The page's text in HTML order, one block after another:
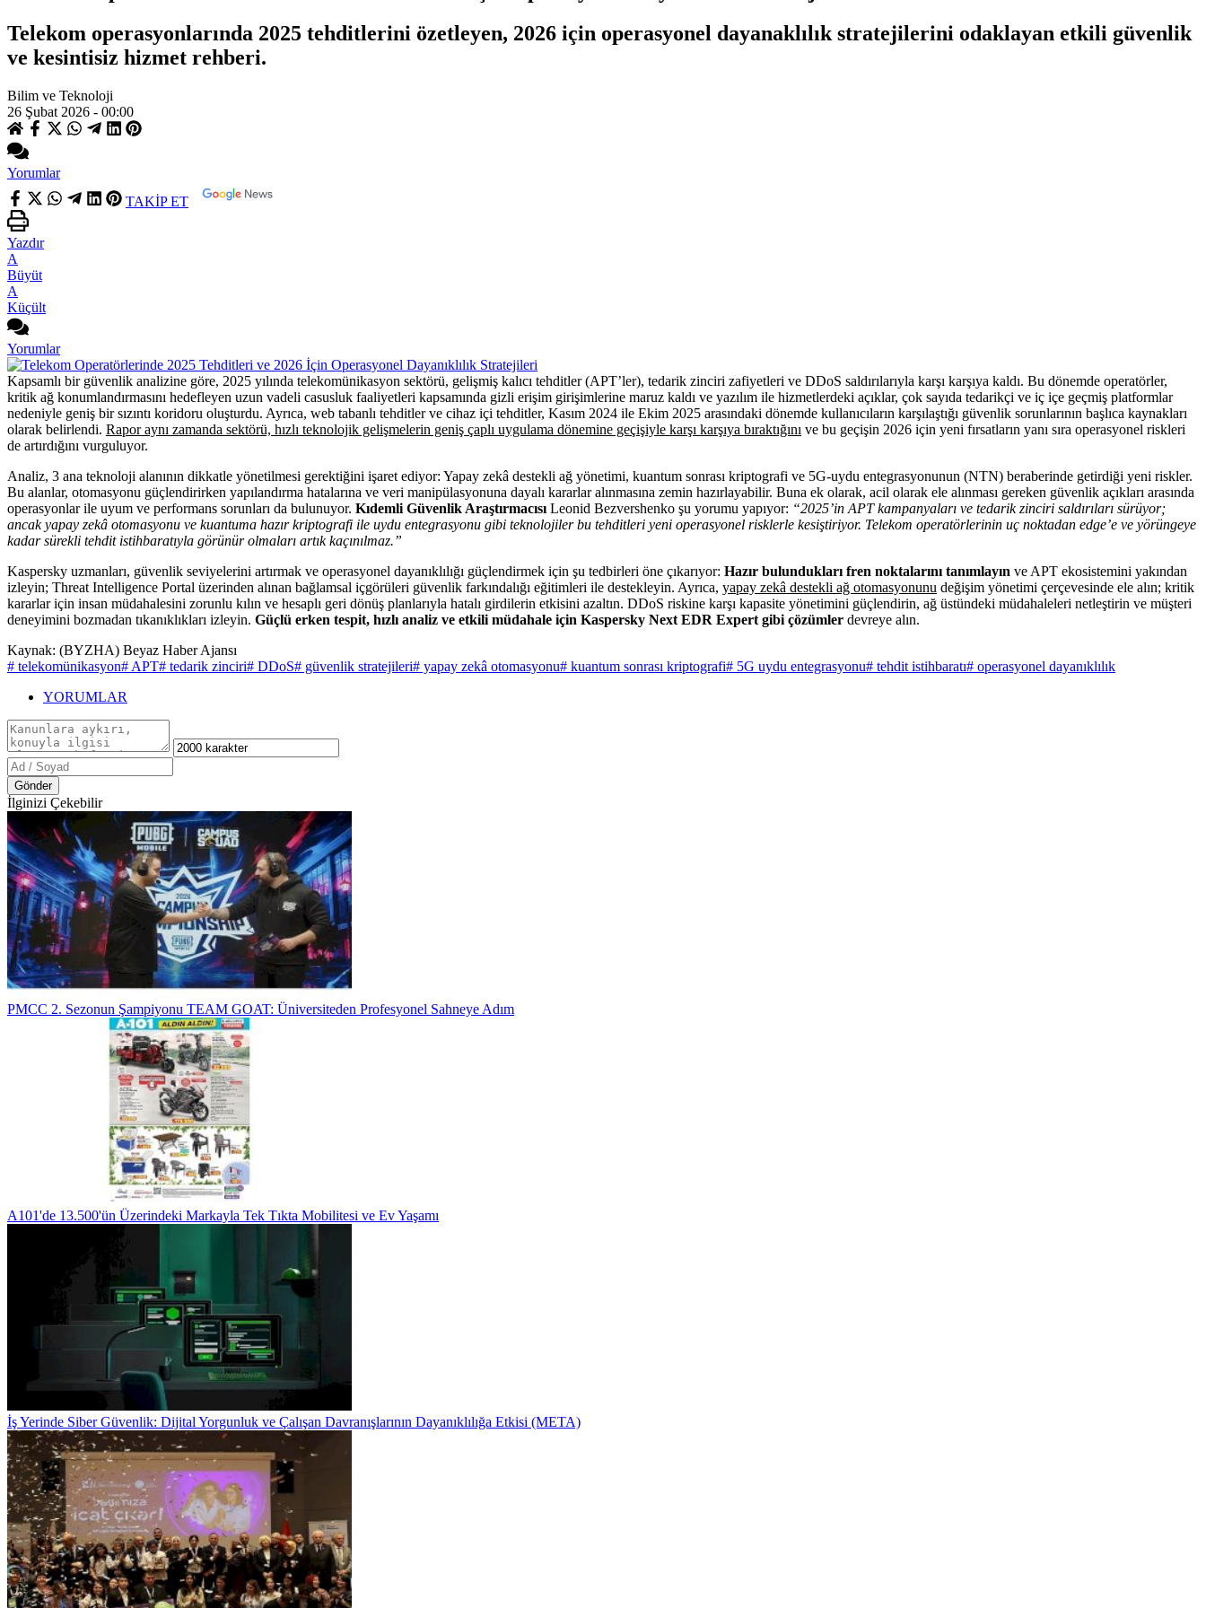
Telekom operasyonlarında 2025 tehditlerini özetleyen, 2026 için operasyonel dayanaklılık stratejilerini odaklayan etkili güvenlik
ve kesintisiz hizmet rehberi.
Bilim ve Teknoloji
26 Şubat 2026 - 00:00
Yorumlar
TAKİP ET
Yazdır
A
Büyüt
A
Küçült
Yorumlar
Kapsamlı bir güvenlik analizine göre, 2025 yılında telekomünikasyon sektörü, gelişmiş kalıcı tehditler (APT’ler), tedarik zinciri zafiyetleri ve DDoS saldırılarıyla karşı karşıya kaldı. Bu dönemde operatörler,
kritik ağ konumlandırmasını hedefleyen uzun vadeli casusluk faaliyetleri kapsamında gizli erişim girişimlerine maruz kaldı ve yazılım ile hizmetlerdeki açıklar, çok sayıda tedarikçi ve iç içe geçmiş platformlar
nedeniyle geniş bir sızıntı koridoru oluşturdu. Ayrıca, web tabanlı tehditler ve cihaz içi tehditler, Kasım 2024 ile Ekim 2025 arasındaki dönemde kullanıcıların karşılaştığı güvenlik sorunlarının başlıca kaynakları
olarak belirlendi. Rapor aynı zamanda sektörü, hızlı teknolojik gelişmelerin geniş çaplı uygulama dönemine geçişiyle karşı karşıya bıraktığını ve bu geçişin 2026 için yeni fırsatların yanı sıra operasyonel riskleri
de artırdığını vurguluyor.
Analiz, 3 ana teknoloji alanının dikkatle yönetilmesi gerektiğini işaret ediyor: Yapay zekâ destekli ağ yönetimi, kuantum sonrası kriptografi ve 5G-uydu entegrasyonunun (NTN) beraberinde getirdiği yeni riskler.
Bu alanlar, otomasyonu güçlendirirken yapılandırma hatalarına ve veri manipülasyonuna dayalı kararlar alınmasına zemin hazırlayabilir. Buna ek olarak, acil olarak ele alınması gereken güvenlik açıkları arasında
operasyonlar ile uyum ve performans sorunları da bulunuyor. Kıdemli Güvenlik Araştırmacısı Leonid Bezvershenko şu yorumu yapıyor: “2025’in APT kampanyaları ve tedarik zinciri saldırıları sürüyor;
ancak yapay zekâ otomasyonu ve kuantuma hazır kriptografi ile uydu entegrasyonu gibi teknolojiler bu tehditleri yeni operasyonel risklerle kesiştiriyor. Telekom operatörlerinin uç noktadan edge’e ve yörüngeye
kadar sürekli tehdit istihbaratıyla görünür olmaları artık kaçınılmaz.”
Kaspersky uzmanları, güvenlik seviyelerini artırmak ve operasyonel dayanıklılığı güçlendirmek için şu tedbirleri öne çıkarıyor: Hazır bulundukları fren noktalarını tanımlayın ve APT ekosistemini yakından
izleyin; Threat Intelligence Portal üzerinden alınan bağlamsal içgörüleri güvenlik farkındalığı eğitimleri ile destekleyin. Ayrıca, yapay zekâ destekli ağ otomasyonunu değişim yönetimi çerçevesinde ele alın; kritik
kararlar için insan müdahalesini zorunlu kılın ve hesaplı geri dönüş planlarıyla hatalı girdilerin etkisini azaltın. DDoS riskine karşı kapasite yönetimini güçlendirin, ağ üstündeki müdahaleleri netleştirin ve müşteri
deneyimini bozmadan tıkanıklıkları izleyin. Güçlü erken tespit, hızlı analiz ve etkili müdahale için Kaspersky Next EDR Expert gibi çözümler devreye alın.
Kaynak: (BYZHA) Beyaz Haber Ajansı
# telekomünikasyon# APT# tedarik zinciri# DDoS# güvenlik stratejileri# yapay zekâ otomasyonu# kuantum sonrası kriptografi# 5G uydu entegrasyonu# tehdit istihbaratı# operasyonel dayanıklılık
YORUMLAR
Gönder
İlginizi Çekebilir
PMCC 2. Sezonun Şampiyonu TEAM GOAT: Üniversiteden Profesyonel Sahneye Adım
A101'de 13.500'ün Üzerindeki Markayla Tek Tıkta Mobilitesi ve Ev Yaşamı
İş Yerinde Siber Güvenlik: Dijital Yorgunluk ve Çalışan Davranışlarının Dayanıklılığa Etkisi (META)